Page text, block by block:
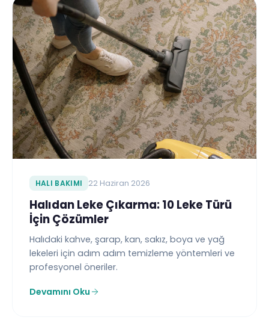
HALI BAKIMI 22 Haziran 2026
Halıdan Leke Çıkarma: 10 Leke Türü
İçin Çözümler
Halıdaki kahve, şarap, kan, sakız, boya ve yağ
lekeleri için adım adım temizleme yöntemleri ve
profesyonel öneriler.
Devamını Oku